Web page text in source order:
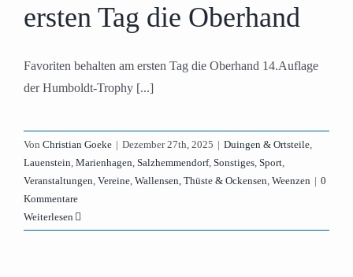
ersten Tag die Oberhand
Favoriten behalten am ersten Tag die Oberhand 14.Auflage
der Humboldt-Trophy [...]
Von Christian Goeke | Dezember 27th, 2025 | Duingen & Ortsteile
Lauenstein Marienhagen Salzhemmendorf, Sonstiges Sport
Veranstaltungen Vereine Wallensen, Thüste & Ockensen Weenzen | 0
Kommentare
Weiterlesen